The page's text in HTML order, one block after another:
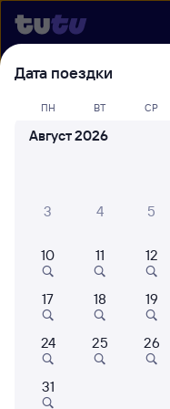
Выберите
билеты
Откуда
Дата поездки
ПН ВТ СР
Август 2026
3 4 5
10 11 12
17 18 19
24 25 26
31